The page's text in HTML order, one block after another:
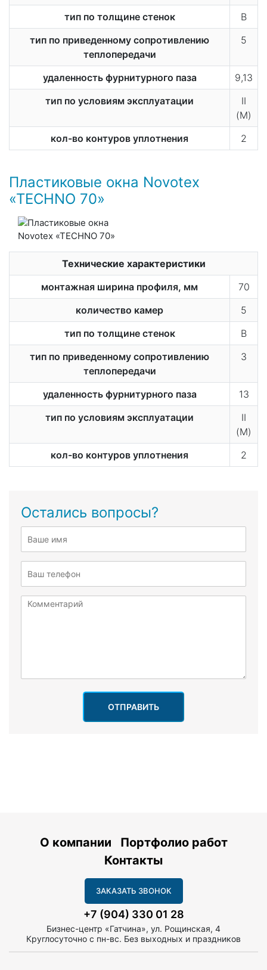
тип по толщине стенок
В
тип по приведенному сопротивлению
теплопередачи
5
удаленность фурнитурного паза
9,13
тип по условиям эксплуатации
II
(М)
кол-во контуров уплотнения
2
Пластиковые окна Novotex
«TECHNO 70»
Технические характеристики
монтажная ширина профиля, мм
70
количество камер
5
тип по толщине стенок
В
тип по приведенному сопротивлению
теплопередачи
3
удаленность фурнитурного паза
13
тип по условиям эксплуатации
II
(М)
кол-во контуров уплотнения
2
Остались вопросы?
ОТПРАВИТЬ
О компании
Портфолио работ
Контакты
ЗАКАЗАТЬ ЗВОНОК
+7 (904) 330 01 28
Бизнес-центр «Гатчина», ул. Рощинская, 4
Круглосуточно с пн-вс. Без выходных и праздников